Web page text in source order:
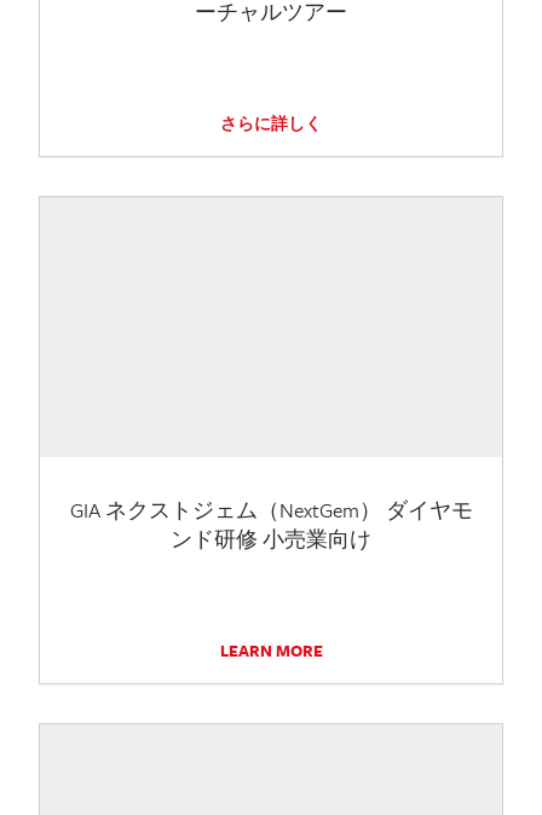
ーチャルツアー
さらに詳しく
GIA ネクストジェム（NextGem） ダイヤモ
ンド研修 小売業向け
LEARN MORE